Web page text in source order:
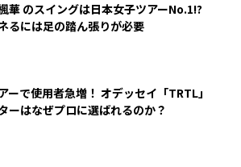
華 のスイングは日本女子ツアーNo.1!?
るには足の踏ん張りが必要
ーで使用者急増！ オデッセイ「TRTL」
ーはなぜプロに選ばれるのか？